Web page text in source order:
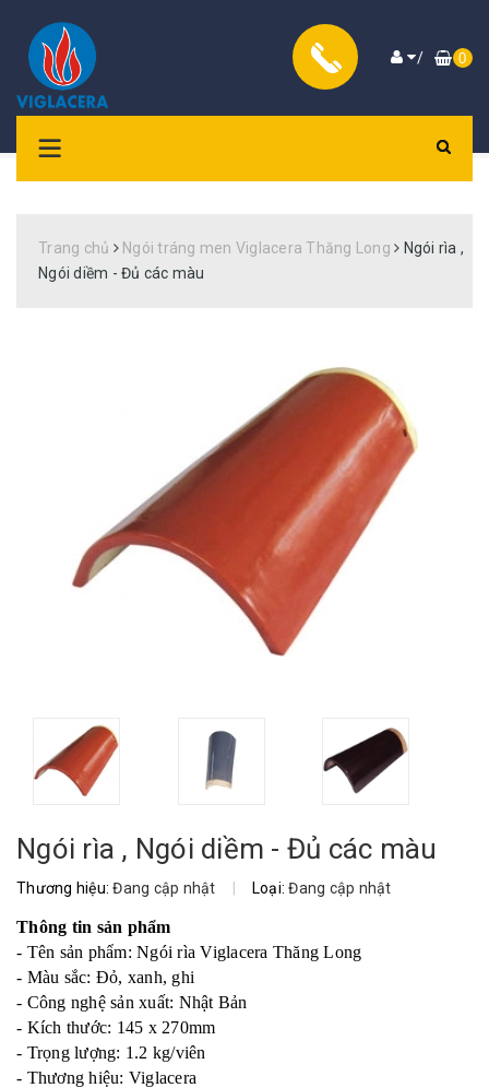
/ 0
Trang chủ Ngói tráng men Viglacera Thăng Long
Ngói rìa ,
Ngói diềm - Đủ các màu
Ngói rìa , Ngói diềm - Đủ các màu
Thương hiệu:Đang cập nhật | Loại:Đang cập nhật
Thông tin sản phẩm
- Tên sản phẩm: Ngói rìa Viglacera Thăng Long
- Màu sắc: Đỏ, xanh, ghi
- Công nghệ sản xuất: Nhật Bản
- Kích thước: 145 x 270mm
- Trọng lượng: 1.2 kg/viên
- Thương hiệu: Viglacera